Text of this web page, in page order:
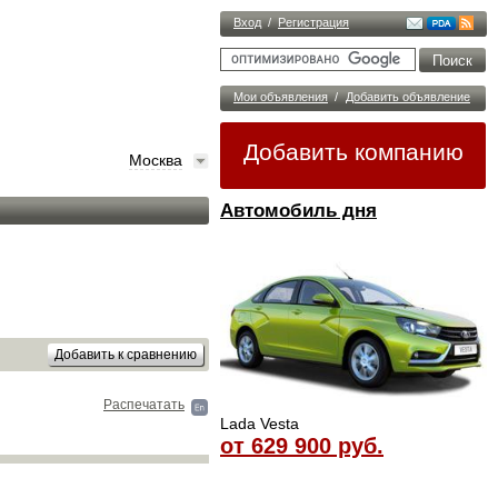
Вход / Регистрация
Мои объявления / Добавить объявление
Добавить компанию
Автомобиль дня
Lada Vesta
от 629 900 руб.
Москва
Распечатать